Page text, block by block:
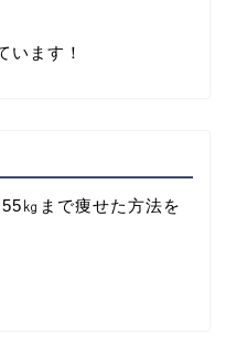
います！
㎏まで痩せた方法を